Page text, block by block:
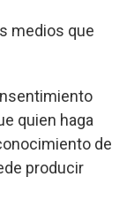
medios que
quien haga
de
producir